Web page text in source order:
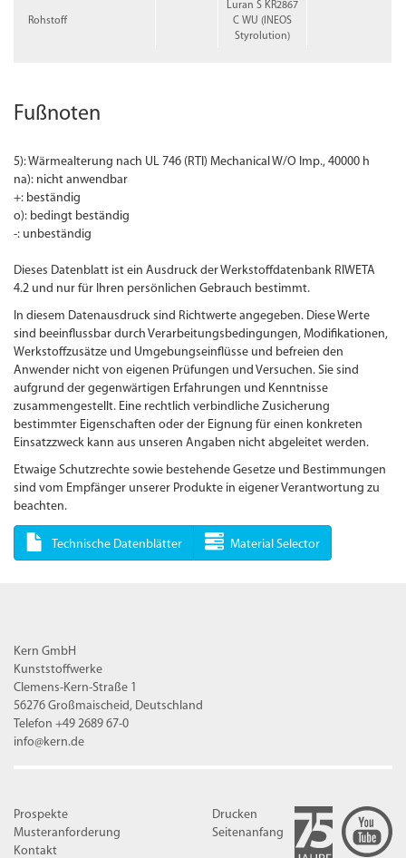
Rohstoff
Luran S KR2867
C WU (INEOS
Styrolution)
Fußnoten
5): Wärmealterung nach UL 746 (RTI) Mechanical W/O Imp., 40000 h
na): nicht anwendbar
+: beständig
o): bedingt beständig
-: unbeständig
Dieses Datenblatt ist ein Ausdruck der Werkstoffdatenbank RIWETA
4.2 und nur für Ihren persönlichen Gebrauch bestimmt.
In diesem Datenausdruck sind Richtwerte angegeben. Diese Werte
sind beeinflussbar durch Verarbeitungsbedingungen, Modifikationen,
Werkstoffzusätze und Umgebungseinflüsse und befreien den
Anwender nicht von eigenen Prüfungen und Versuchen. Sie sind
aufgrund der gegenwärtigen Erfahrungen und Kenntnisse
zusammengestellt. Eine rechtlich verbindliche Zusicherung
bestimmter Eigenschaften oder der Eignung für einen konkreten
Einsatzzweck kann aus unseren Angaben nicht abgeleitet werden.
Etwaige Schutzrechte sowie bestehende Gesetze und Bestimmungen
sind vom Empfänger unserer Produkte in eigener Verantwortung zu
beachten.
Technische Datenblätter Material Selector
Kern GmbH
Kunststoffwerke
Clemens-Kern-Straße 1
56276 Großmaischeid, Deutschland
Telefon +49 2689 67-0
info@kern.de
Prospekte
Musteranforderung
Kontakt
Drucken
Seitenanfang